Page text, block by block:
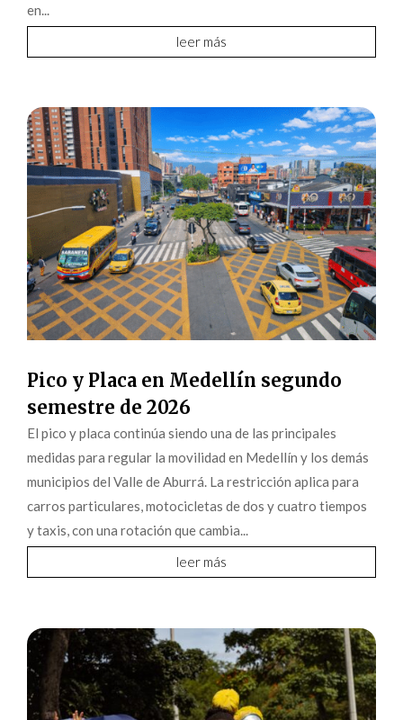
en...
leer más
Pico y Placa en Medellín segundo
semestre de 2026
El pico y placa continúa siendo una de las principales
medidas para regular la movilidad en Medellín y los demás
municipios del Valle de Aburrá. La restricción aplica para
carros particulares, motocicletas de dos y cuatro tiempos
y taxis, con una rotación que cambia...
leer más